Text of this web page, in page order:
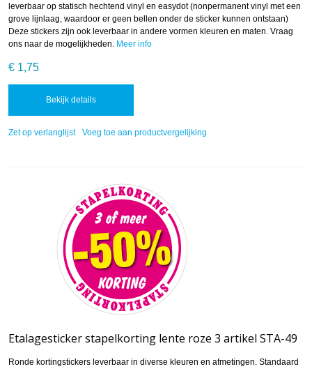
leverbaar op statisch hechtend vinyl en easydot (nonpermanent vinyl met een
grove lijnlaag, waardoor er geen bellen onder de sticker kunnen ontstaan)
Deze stickers zijn ook leverbaar in andere vormen kleuren en maten. Vraag
ons naar de mogelijkheden. Meer info
€ 1,75
Bekijk details
Zet op verlanglijst Voeg toe aan productvergelijking
Etalagesticker stapelkorting lente roze 3 artikel STA-49
Ronde kortingstickers leverbaar in diverse kleuren en afmetingen. Standaard